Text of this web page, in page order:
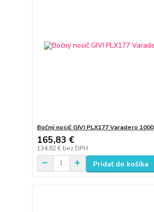
Bočný nosič GIVI PLX177 Varadero 1000
165,83 €
134,82 € bez DPH
Pridať do košíka